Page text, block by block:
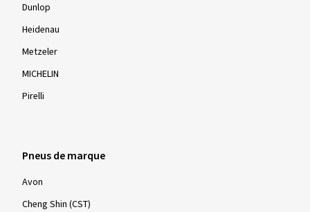
Dunlop
Heidenau
Metzeler
MICHELIN
Pirelli
Pneus de marque
Avon
Cheng Shin (CST)